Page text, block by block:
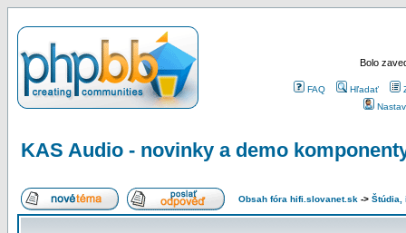
Bolo
FAQ Hľadať
KAS Audio - novinky a demo
Obsah fóra hifi.slovanet.sk -> Štúdia,